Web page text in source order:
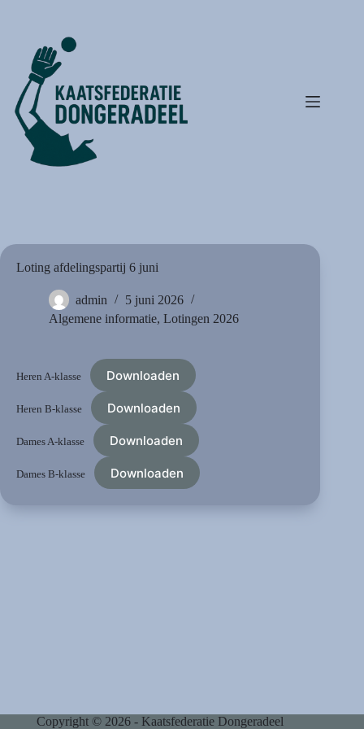
Loting afdelingspartij 6 juni
admin
5 juni 2026
Algemene informatie, Lotingen 2026
Heren A-klasse Downloaden
Heren B-klasse Downloaden
Dames A-klasse Downloaden
Dames B-klasse Downloaden
Copyright © 2026 - Kaatsfederatie Dongeradeel